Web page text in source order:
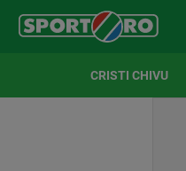
CRISTI CHIVU